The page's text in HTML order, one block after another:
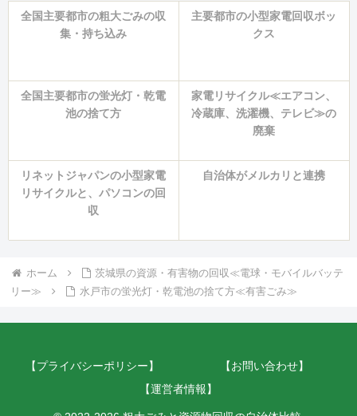
全国主要都市の粗大ごみの収
集・持ち込み
主要都市の小型家電回収ボッ
クス
全国主要都市の蛍光灯・乾電
池の捨て方
家電リサイクル≪エアコン、
冷蔵庫、洗濯機、テレビ≫の
廃棄
リネットジャパンの小型家電
リサイクルと、パソコンの回
収
自治体がメルカリと連携
ホーム
茨城県の資源・有害物の回収≪電球・モバイルバッテ
リー≫
水戸市の蛍光灯・乾電池の捨て方≪有害ごみ≫
【プライバシーポリシー】
【お問い合わせ】
【運営者情報】